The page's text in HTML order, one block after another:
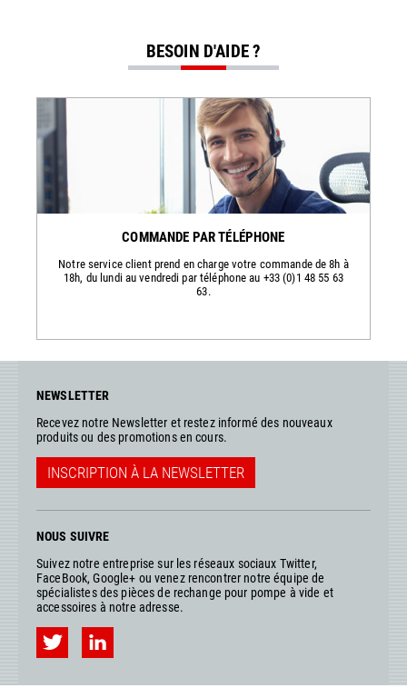
BESOIN D'AIDE ?
COMMANDE PAR TÉLÉPHONE
Notre service client prend en charge votre commande de 8h à
18h, du lundi au vendredi par téléphone au +33 (0)1 48 55 63
63.
NEWSLETTER
Recevez notre Newsletter et restez informé des nouveaux
produits ou des promotions en cours.
INSCRIPTION À LA NEWSLETTER
NOUS SUIVRE
Suivez notre entreprise sur les réseaux sociaux Twitter,
FaceBook, Google+ ou venez rencontrer notre équipe de
spécialistes des pièces de rechange pour pompe à vide et
accessoires à notre adresse.